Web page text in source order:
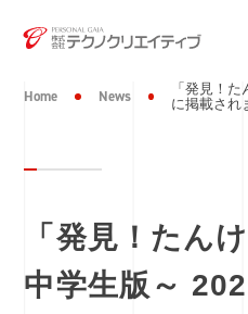
Home News
「発見！
に掲載され
「発見！たん
中学生版～